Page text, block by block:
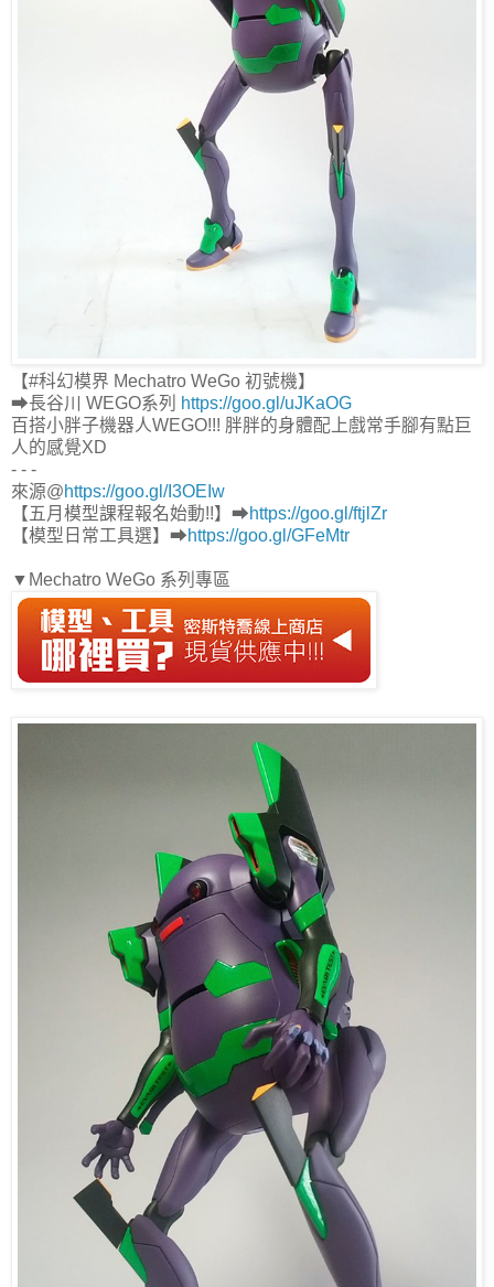
【#科幻模界 Mechatro WeGo 初號機】
➡長谷川 WEGO系列
https://goo.gl/uJKaOG
百搭小胖子機器人WEGO!!! 胖胖的身體配上戲常手腳有點巨
人的感覺XD
- - -
來源@https://goo.gl/I3OEIw
【五月模型課程報名始動!!】➡https://goo.gl/ftjlZr
【模型日常工具選】➡https://goo.gl/GFeMtr
▼Mechatro WeGo 系列專區